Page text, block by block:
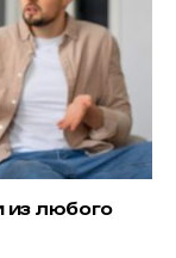
из любого